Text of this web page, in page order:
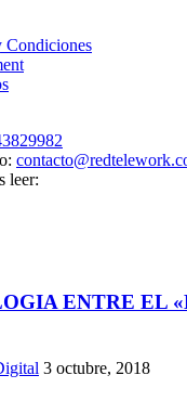
Condiciones
leer:
ENTRE EL
3 octubre, 2018